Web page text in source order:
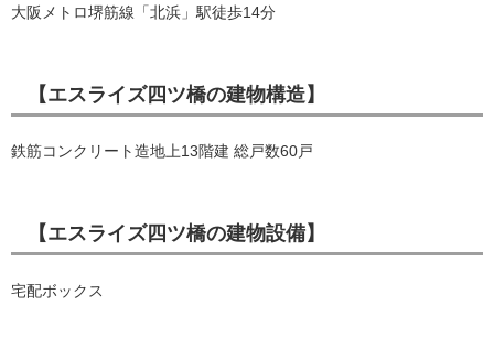
大阪メトロ堺筋線「北浜」駅徒歩14分
【エスライズ四ツ橋の建物構造】
鉄筋コンクリート造地上13階建 総戸数60戸
【エスライズ四ツ橋の建物設備】
宅配ボックス